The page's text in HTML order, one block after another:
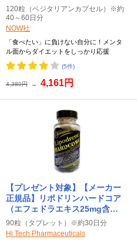
ウ
120粒（ベジタリアンカプセル）※約
40～60日分
NOW社
「食べたい」に負けない自分に！メンタ
ル面からダイエットをしっかり応援
(5件)
4,380円 → 4,161円
【プレゼント対象】【メーカー
正規品】リポドリンハードコア
（エフェドラエキス25mg含
有）【黒色】 90粒 Lipodrene
Hardcore Hi-Tech
90粒（タブレット）※約30日分
Hi Tech Pharmaceuticals